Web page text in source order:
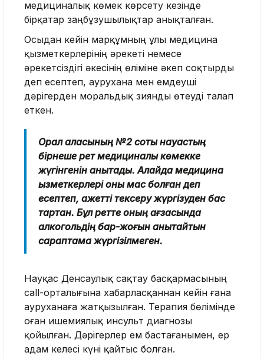
медициналық көмек көрсету кезінде
бірқатар заңбұзушылықтар анықталған.
Осыдан кейін марқұмның ұлы медицина
қызметкерлерінің әрекеті немесе
әрекетсіздігі әкесінің өліміне әкеп соқтырды
деп есептеп, аурухана мен емдеуші
дәрігерден моральдық зиянды өтеуді талап
еткен.
Орал қаласының №2 соты науқастың
бірнеше рет медициналық көмекке
жүгінгенін анықтады. Алайда медицина
қызметкерлері оны мас болған деп
есептеп, қажетті тексеру жүргізуден бас
тартқан. Бұл ретте оның ағзасында
алкогольдің бар-жоғын анықтайтын
сараптама жүргізілмеген.
Науқас Денсаулық сақтау басқармасының
call-орталығына хабарласқаннан кейін ғана
ауруханаға жатқызылған. Терапия бөлімінде
оған ишемиялық инсульт диагнозы
қойылған. Дәрігерлер ем бастағанымен, ер
адам келесі күні қайтыс болған.